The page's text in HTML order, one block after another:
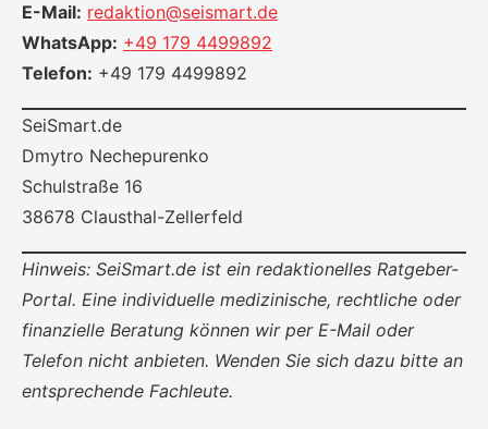
E-Mail: redaktion@seismart.de
WhatsApp: +49 179 4499892
Telefon: +49 179 4499892
SeiSmart.de
Dmytro Nechepurenko
Schulstraße 16
38678 Clausthal-Zellerfeld
Hinweis: SeiSmart.de ist ein redaktionelles Ratgeber-
Portal. Eine individuelle medizinische, rechtliche oder
finanzielle Beratung können wir per E-Mail oder
Telefon nicht anbieten. Wenden Sie sich dazu bitte an
entsprechende Fachleute.